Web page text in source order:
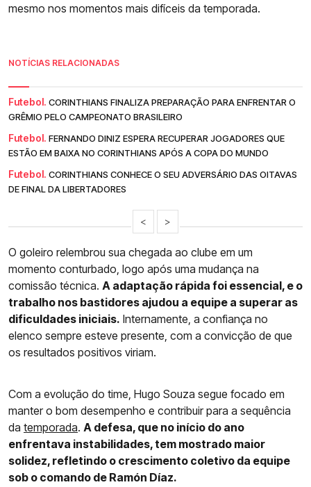
mesmo nos momentos mais difíceis da temporada.
NOTÍCIAS RELACIONADAS
Futebol. CORINTHIANS FINALIZA PREPARAÇÃO PARA ENFRENTAR O
GRÊMIO PELO CAMPEONATO BRASILEIRO
Futebol. FERNANDO DINIZ ESPERA RECUPERAR JOGADORES QUE
ESTÃO EM BAIXA NO CORINTHIANS APÓS A COPA DO MUNDO
Futebol. CORINTHIANS CONHECE O SEU ADVERSÁRIO DAS OITAVAS
DE FINAL DA LIBERTADORES
< >
O goleiro relembrou sua chegada ao clube em um
momento conturbado, logo após uma mudança na
comissão técnica. A adaptação rápida foi essencial, e o
trabalho nos bastidores ajudou a equipe a superar as
dificuldades iniciais. Internamente, a confiança no
elenco sempre esteve presente, com a convicção de que
os resultados positivos viriam.
Com a evolução do time, Hugo Souza segue focado em
manter o bom desempenho e contribuir para a sequência
da temporada. A defesa, que no início do ano
enfrentava instabilidades, tem mostrado maior
solidez, refletindo o crescimento coletivo da equipe
sob o comando de Ramón Díaz.